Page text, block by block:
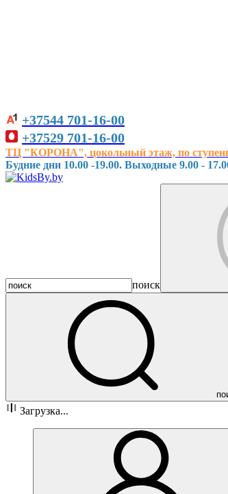
+37544 701-16-00
+37529 701-16-00
ТЦ "КОРОНА", цокольный этаж, по
Будние дни 10.00 -19.00. Выходные 9.00 -
поиск
Загрузка...